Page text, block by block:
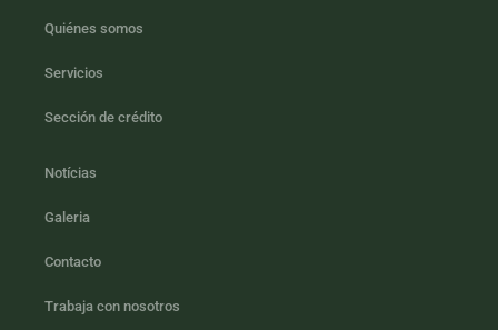
Quiénes somos
Servicios
Sección de crédito
Notícias
Galeria
Contacto
Trabaja con nosotros